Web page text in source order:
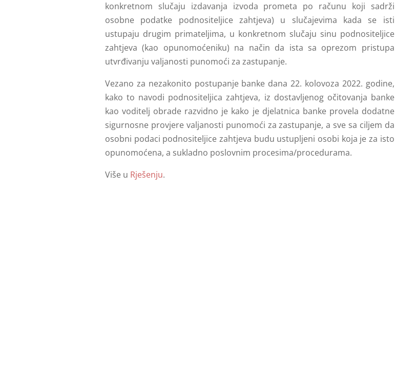
konkretnom slučaju izdavanja izvoda prometa po računu koji sadrži
osobne podatke podnositeljice zahtjeva) u slučajevima kada se isti
ustupaju drugim primateljima, u konkretnom slučaju sinu podnositeljice
zahtjeva (kao opunomoćeniku) na način da ista sa oprezom pristupa
utvrđivanju valjanosti punomoći za zastupanje.
Vezano za nezakonito postupanje banke dana 22. kolovoza 2022. godine,
kako to navodi podnositeljica zahtjeva, iz dostavljenog očitovanja banke
kao voditelj obrade razvidno je kako je djelatnica banke provela dodatne
sigurnosne provjere valjanosti punomoći za zastupanje, a sve sa ciljem da
osobni podaci podnositeljice zahtjeva budu ustupljeni osobi koja je za isto
opunomoćena, a sukladno poslovnim procesima/procedurama.
Više u Rješenju.